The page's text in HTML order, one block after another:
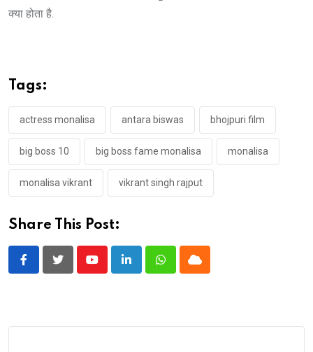
क्या होता है.
Tags:
actress monalisa antara biswas bhojpuri film
big boss 10 big boss fame monalisa monalisa
monalisa vikrant vikrant singh rajput
Share This Post:
YoutubeLinkedInWhatsappCloud